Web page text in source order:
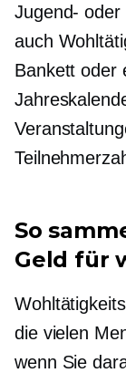
Jugend- oder
auch
Bankett oder
So
Geld für
die vielen
wenn Sie